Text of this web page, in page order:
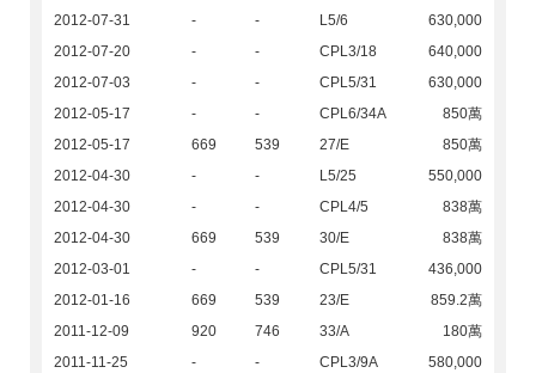
2012-07-31
- - L5/6
630,000
2012-07-20
- - CPL3/18
640,000
2012-07-03
- - CPL5/31
630,000
2012-05-17
- - CPL6/34A
850萬
2012-05-17
669 539 27/E
850萬
2012-04-30
- - L5/25
550,000
2012-04-30
- - CPL4/5
838萬
2012-04-30
669 539 30/E
838萬
2012-03-01
- - CPL5/31
436,000
2012-01-16
669 539 23/E
859.2萬
2011-12-09
920 746 33/A
180萬
2011-11-25
- - CPL3/9A
580,000